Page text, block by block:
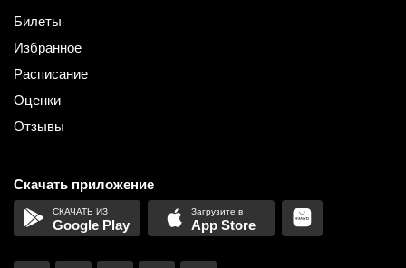
Билеты
Избранное
Расписание
Оценки
Отзывы
Скачать приложение
Google Play App Store